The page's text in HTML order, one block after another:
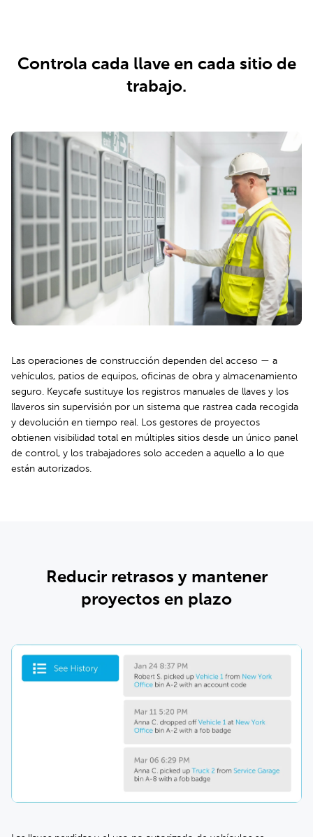
Controla cada llave en cada sitio de
trabajo.
Las operaciones de construcción dependen del acceso — a
vehículos, patios de equipos, oficinas de obra y almacenamiento
seguro. Keycafe sustituye los registros manuales de llaves y los
llaveros sin supervisión por un sistema que rastrea cada recogida
y devolución en tiempo real. Los gestores de proyectos
obtienen visibilidad total en múltiples sitios desde un único panel
de control, y los trabajadores solo acceden a aquello a lo que
están autorizados.
Reducir retrasos y mantener
proyectos en plazo